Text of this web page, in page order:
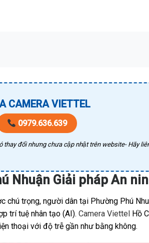
CAMERA VIETTEL
0979.636.639
đổi nhưng chưa cập nhật trên website- Hãy
Nhuận Giải pháp An
chú trọng, người dân tại Phường Phú
trí tuệ nhân tạo (AI). Camera Viettel Hồ
thoại với độ trễ gần như bằng không.